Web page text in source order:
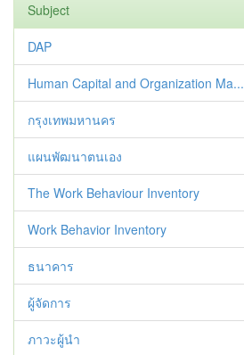
Subject
DAP
Human Capital and Organization Ma...
กรุงเทพมหานคร
แผนพัฒนาตนเอง
The Work Behaviour Inventory
Work Behavior Inventory
ธนาคาร
ผู้จัดการ
ภาวะผู้นำ